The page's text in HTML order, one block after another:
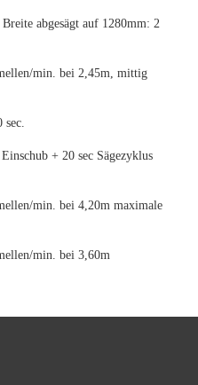
abgesägt auf 1280mm: 2
min. bei 2,45m, mittig
+ 20 sec Sägezyklus
min. bei 4,20m maximale
min. bei 3,60m